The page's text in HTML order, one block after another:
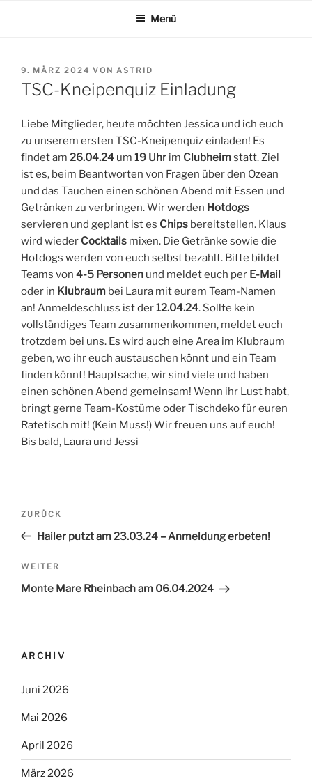
Menü
VERÖFFENTLICHT
AM
9. MÄRZ 2024 VON ASTRID
TSC-Kneipenquiz Einladung
Liebe Mitglieder, heute möchten Jessica und ich euch
zu unserem ersten TSC-Kneipenquiz einladen! Es
findet am 26.04.24 um 19 Uhr im Clubheimstatt. Ziel
ist es, beim Beantworten von Fragen über den Ozean
und das Tauchen einen schönen Abend mit Essen und
Getränken zu verbringen. Wir werden Hotdogs
servieren und geplant ist es Chips bereitstellen. Klaus
wird wieder Cocktails mixen. Die Getränke sowie die
Hotdogs werden von euch selbst bezahlt. Bitte bildet
Teams von 4-5 Personen und meldet euch per E-Mail
oder in Klubraum bei Laura mit eurem Team-Namen
an! Anmeldeschluss ist der12.04.24. Sollte kein
vollständiges Team zusammenkommen, meldet euch
trotzdem bei uns. Es wird auch eine Area im Klubraum
geben, wo ihr euch austauschen könnt und ein Team
finden könnt! Hauptsache, wir sind viele und haben
einen schönen Abend gemeinsam! Wenn ihr Lust habt,
bringt gerne Team-Kostüme oder Tischdeko für euren
Ratetisch mit! (Kein Muss!) Wir freuen uns auf euch!
Bis bald, Laura und Jessi
Beitrags-
Vorheriger
Beitrag
ZURÜCK
Hailer putzt am 23.03.24 – Anmeldung erbeten!
Nächster
Beitrag
WEITER
Monte Mare Rheinbach am 06.04.2024
ARCHIV
Juni 2026
Mai 2026
April 2026
März 2026